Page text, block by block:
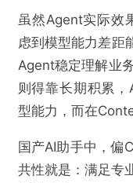
虽然Agent实际效
虑到模型能力差距
Agent稳定理解业
则得靠长期积累
型能力，而在
国产AI助手中，偏
共性就是：满足专